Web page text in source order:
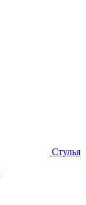
Стулья